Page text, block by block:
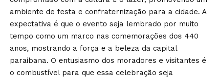
ambiente de festa e confraternização para a cidade. A
expectativa é que o evento seja lembrado por muito
tempo como um marco nas comemorações dos 440
anos, mostrando a força e a beleza da capital
paraibana. O entusiasmo dos moradores e visitantes é
o combustível para que essa celebração seja